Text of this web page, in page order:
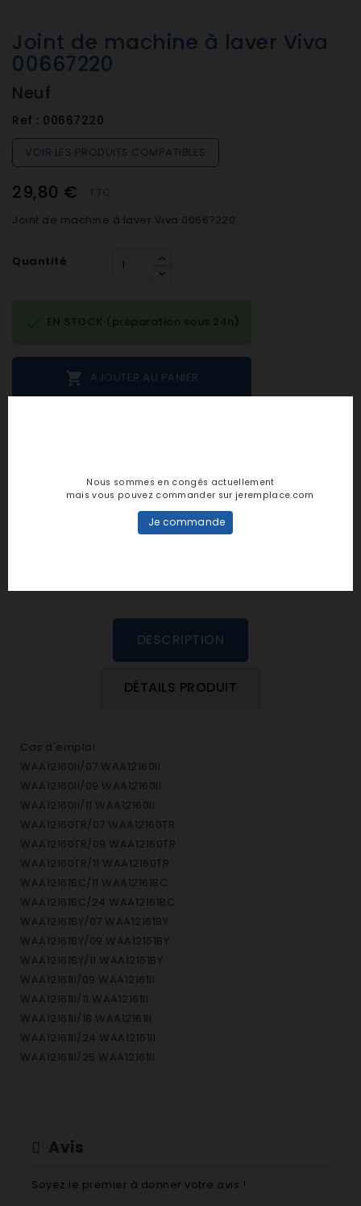
Joint de machine à laver Viva
00667220
Neuf
Ref : 00667220
VOIR LES PRODUITS COMPATIBLES
29,80 €
Joint de machine à laver Viva 00667220
Quantité
 AJOUTER AU PANIER
EN STOCK (préparation sous 24h)
personne n'a encore posté d'avis
DESCRIPTION
DÉTAILS PRODUIT
Cas d'emploi :
WAA12160II/07 WAA12160II
WAA12160II/09 WAA12160II
WAA12160II/11 WAA12160II
WAA12160TR/07 WAA12160TR
WAA12160TR/09 WAA12160TR
WAA12160TR/11 WAA12160TR
WAA12161BC/11 WAA12161BC
WAA12161BC/24 WAA12161BC
WAA12161BY/07 WAA12161BY
WAA12161BY/09 WAA12161BY
WAA12161BY/11 WAA12161BY
WAA12161II/09 WAA12161II
WAA12161II/11 WAA12161II
WAA12161II/18 WAA12161II
WAA12161II/24 WAA12161II
WAA12161II/25 WAA12161II
WAA12161TR/33 WAA12161TR
WAA12162BY/09 WAA12162BY
Avis
Soyez le premier à donner votre avis !
Nous sommes en congés actuellement
mais vous pouvez commander sur jeremplace.com
Je commande